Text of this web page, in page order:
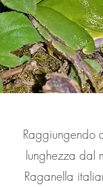
Raggiungendo
lunghezza dal
Raganella